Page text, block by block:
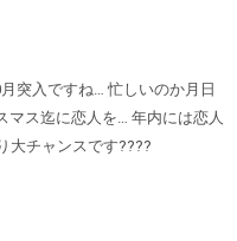
突入ですね… 忙しいのか月日
マス迄に恋人を… 年内には恋人
大チャンスです????